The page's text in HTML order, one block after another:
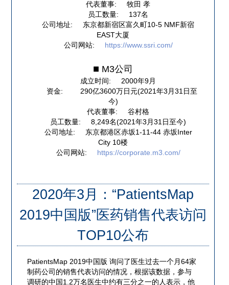
代表董事
牧田 孝
员工数量
137名
公司地址
东京都新宿区富久町10-5 NMF新宿
EAST大厦
公司网站
https://www.ssri.com/
M3公司
成立时间
2000年9月
资金
290亿3600万日元(2021年3月31日至
今)
代表董事
谷村格
员工数量
8,249名(2021年3月31日至今)
公司地址
东京都港区赤坂1-11-44 赤坂Inter
City 10楼
公司网站
https://corporate.m3.com/
2020年3月：“PatientsMap
2019中国版”医药销售代表访问
TOP10公布
PatientsMap 2019中国版 询问了医生过去一个月64家
制药公司的销售代表访问的情况，根据该数据，参与
调研的中国1.2万名医生中约有三分之一的人表示，他